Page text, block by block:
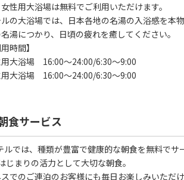
性用大浴場は無料でご利用いただけます。
の大浴場では、日本各地の名湯の入浴感を本
湯につかり、日頃の疲れを癒してください。
時間】
大浴場 16:00～24:00/6:30～9:00
大浴場 16:00～24:00/6:30～9:00
食サービス
ルでは、種類が豊富で健康的な朝食を無料でサ
じまりの活力として大切な朝食。
でのご連泊のお客様にも毎日お楽しみいただけ